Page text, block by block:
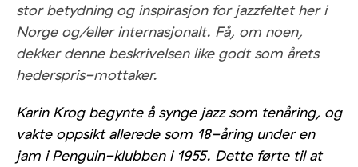
stor betydning og inspirasjon for jazzfeltet her i
Norge og/eller internasjonalt. Få, om noen,
dekker denne beskrivelsen like godt som årets
hederspris-mottaker.
Karin Krog begynte å synge jazz som tenåring, og
vakte oppsikt allerede som 18-åring under en
jam i Penguin-klubben i 1955. Dette førte til at